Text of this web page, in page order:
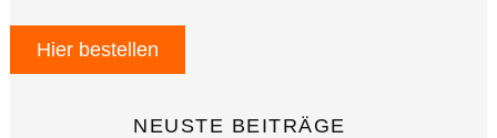
Hier bestellen
NEUSTE BEITRÄGE